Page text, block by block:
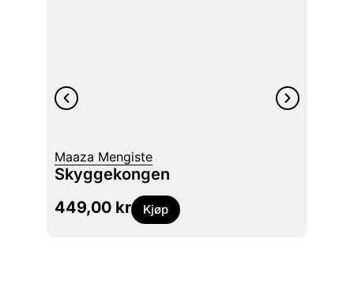
Maaza Mengiste
Skyggekongen
449,00 kr Kjøp